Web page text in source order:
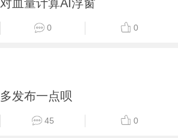
血量计算AI浮窗
0 0
发布一点呗
45 0